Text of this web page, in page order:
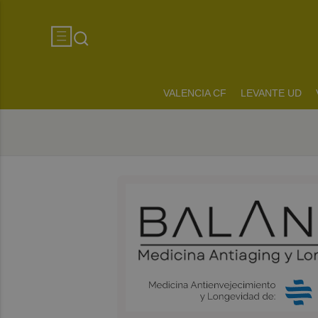
VALENCIA CF LEVANTE UD